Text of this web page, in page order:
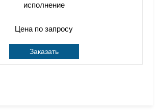
исполнение
Цена по запросу
Заказать